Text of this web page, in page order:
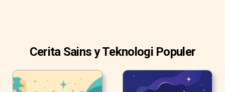
Cerita Sains y Teknologi Populer